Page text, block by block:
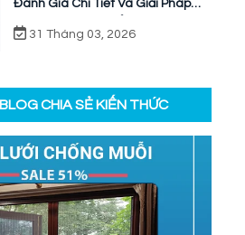
Đánh Giá Chi Tiết Và Giải Pháp
Ngăn Chặn Triệt Để
31 Tháng 03, 2026
CHIA SẺ KIẾN THỨC